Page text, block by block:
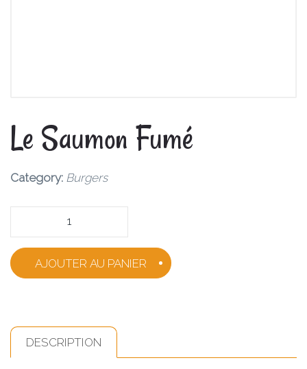
Le Saumon Fumé
Category: Burgers
AJOUTER AU PANIER
DESCRIPTION